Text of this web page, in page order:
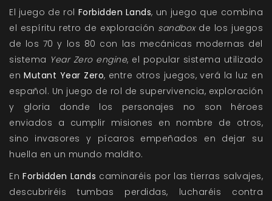
El juego de rol Forbidden Lands, un juego que combina
el espíritu retro de exploración sandboxde los juegos
de los 70 y los 80 con las mecánicas modernas del
sistema Year Zero engine, el popular sistema utilizado
enMutant Year Zero, entre otros juegos, verá la luz en
español. Un juego de rol de supervivencia, exploración
y gloria donde los personajes no son héroes
enviados a cumplir misiones en nombre de otros,
sino invasores y pícaros empeñados en dejar su
huella en un mundo maldito.
EnForbidden Lands caminaréis por las tierras salvajes,
descubriréis tumbas perdidas, lucharéis contra